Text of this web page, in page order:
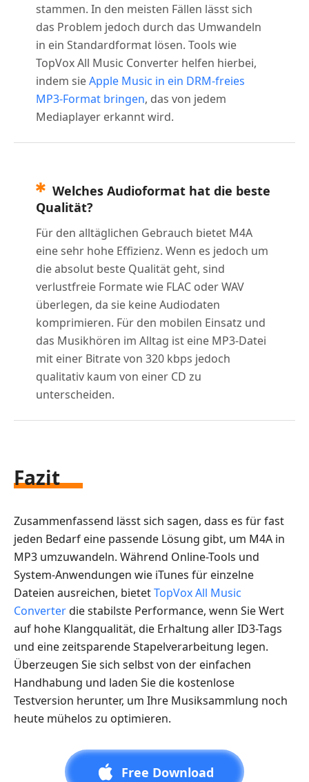
stammen. In den meisten Fällen lässt sich
das Problem jedoch durch das Umwandeln
in ein Standardformat lösen. Tools wie
TopVox All Music Converter helfen hierbei,
indem sieApple Music in ein DRM-freies
MP3-Format bringen, das von jedem
Mediaplayer erkannt wird.
Welches Audioformat hat die beste
Qualität?
Für den alltäglichen Gebrauch bietet M4A
eine sehr hohe Effizienz. Wenn es jedoch um
die absolut beste Qualität geht, sind
verlustfreie Formate wie FLAC oder WAV
überlegen, da sie keine Audiodaten
komprimieren. Für den mobilen Einsatz und
das Musikhören im Alltag ist eine MP3-Datei
mit einer Bitrate von 320 kbps jedoch
qualitativ kaum von einer CD zu
unterscheiden.
Fazit
Zusammenfassend lässt sich sagen, dass es für fast
jeden Bedarf eine passende Lösung gibt, um M4A in
MP3 umzuwandeln. Während Online-Tools und
System-Anwendungen wie iTunes für einzelne
Dateien ausreichen, bietetTopVox All Music
Converterdie stabilste Performance, wenn Sie Wert
auf hohe Klangqualität, die Erhaltung aller ID3-Tags
und eine zeitsparende Stapelverarbeitung legen.
Überzeugen Sie sich selbst von der einfachen
Handhabung und laden Sie die kostenlose
Testversion herunter, um Ihre Musiksammlung noch
heute mühelos zu optimieren.
Free Download